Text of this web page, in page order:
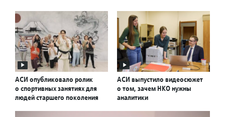
АСИ опубликовало ролик
о спортивных занятиях для
людей старшего поколения
АСИ выпустило видеосюжет
о том, зачем НКО нужны
аналитики